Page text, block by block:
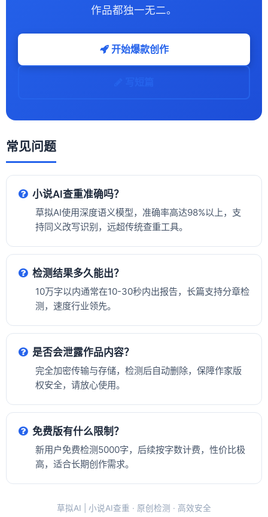
作品都独一无二。
开始爆款创作
常见问题
小说AI查重准确吗？
草拟AI使用深度语义模型，准确率高达98%以上，支
持同义改写识别，远超传统查重工具。
检测结果多久能出？
10万字以内通常在10-30秒内出报告，长篇支持分章检
测，速度行业领先。
是否会泄露作品内容？
完全加密传输与存储，检测后自动删除，保障作家版
权安全，请放心使用。
免费版有什么限制？
新用户免费检测5000字，后续按字数计费，性价比极
高，适合长期创作需求。
草拟AI | 小说AI查重 · 原创检测 · 高效安全